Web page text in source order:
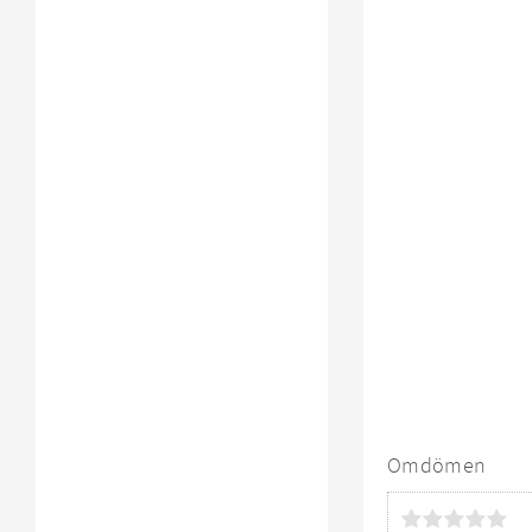
Omdömen